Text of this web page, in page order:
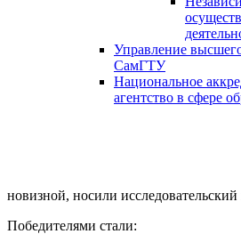
Управление
СамГТУ
Национальное
агентство в сфере
новизной, носили
Победителями стали: